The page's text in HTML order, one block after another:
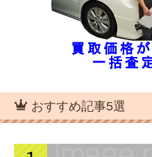
おすすめ記事5選